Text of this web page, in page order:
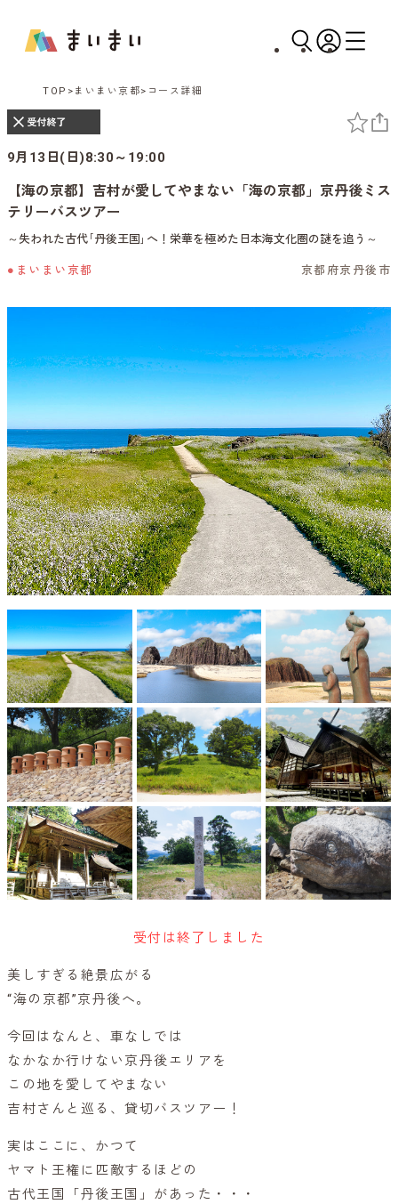
TOP まいまい京都 コース詳細
9月13日(日)8:30～19:00
【海の京都】吉村が愛してやまない「海の京都」京丹後ミス
テリーバスツアー
～失われた古代｢丹後王国｣へ！栄華を極めた日本海文化圏の謎を追う～
●まいまい京都 京都府京丹後市
受付は終了しました
美しすぎる絶景広がる
“海の京都”京丹後へ。
今回はなんと、車なしでは
なかなか行けない京丹後エリアを
この地を愛してやまない
吉村さんと巡る、貸切バスツアー！
実はここに、かつて
ヤマト王権に匹敵するほどの
古代王国「丹後王国」があった・・・